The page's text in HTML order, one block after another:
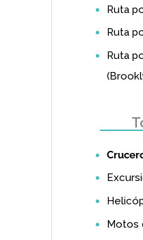
Ruta
Ruta
Ruta
Motos